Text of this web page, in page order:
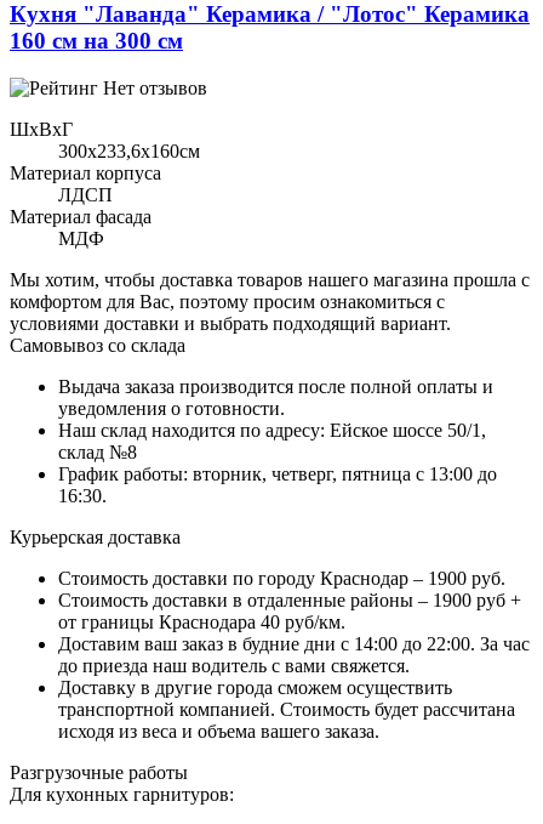
Кухня "Лаванда" Керамика / "Лотос" Керамика
160 см на 300 см
Нет отзывов
ШхВхГ
300x233,6х160см
Материал корпуса
ЛДСП
Материал фасада
МДФ
Мы хотим, чтобы доставка товаров нашего магазина прошла с
комфортом для Вас, поэтому просим ознакомиться с
условиями доставки и выбрать подходящий вариант.
Самовывоз со склада
Выдача заказа производится после полной оплаты и
уведомления о готовности.
Наш склад находится по адресу: Ейское шоссе 50/1,
склад №8
График работы: вторник, четверг, пятница с 13:00 до
16:30.
Курьерская доставка
Стоимость доставки по городу Краснодар – 1900 руб.
Стоимость доставки в отдаленные районы – 1900 руб +
от границы Краснодара 40 руб/км.
Доставим ваш заказ в будние дни с 14:00 до 22:00. За час
до приезда наш водитель с вами свяжется.
Доставку в другие города сможем осуществить
транспортной компанией. Стоимость будет рассчитана
исходя из веса и объема вашего заказа.
Разгрузочные работы
Для кухонных гарнитуров: